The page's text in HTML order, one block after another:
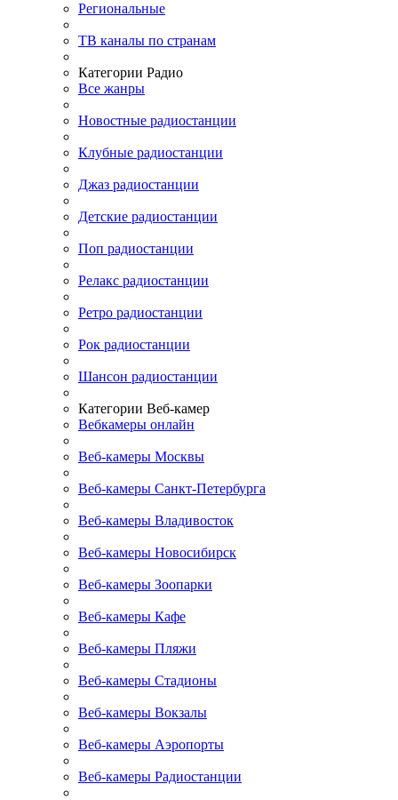
Региональные
ТВ каналы по странам
Категории Радио
Все жанры
Новостные радиостанции
Клубные радиостанции
Джаз радиостанции
Детские радиостанции
Поп радиостанции
Релакс радиостанции
Ретро радиостанции
Рок радиостанции
Шансон радиостанции
Категории Веб-камер
Вебкамеры онлайн
Веб-камеры Москвы
Веб-камеры Санкт-Петербурга
Веб-камеры Владивосток
Веб-камеры Новосибирск
Веб-камеры Зоопарки
Веб-камеры Кафе
Веб-камеры Пляжи
Веб-камеры Стадионы
Веб-камеры Вокзалы
Веб-камеры Аэропорты
Веб-камеры Радиостанции